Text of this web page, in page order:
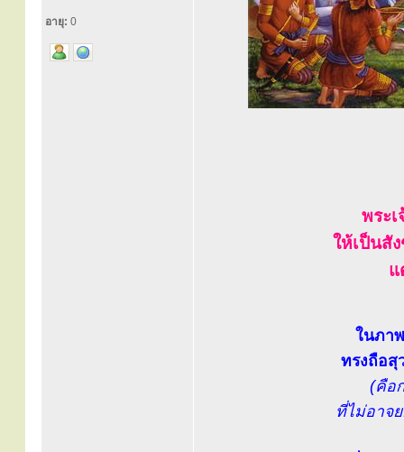
อายุ: 0
พระ
ให้เป็นสั
แ
ในภา
ทรงถือสุ
(คือ
ที่ไม่อาจ